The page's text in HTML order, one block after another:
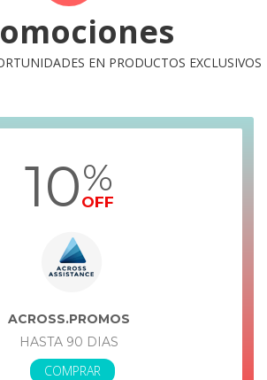
EN PRODUCTOS EXCLUSIVOS
10%
OFF
ACROSS.PROMOS
HASTA 90 DIAS
COMPRAR